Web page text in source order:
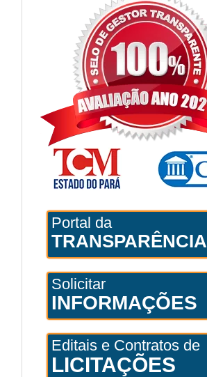
Portal da
TRANSPARÊNCIA
Solicitar
INFORMAÇÕES
Editais e Contratos de
LICITAÇÕES